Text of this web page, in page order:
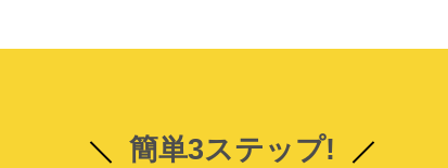
簡単3ステップ!